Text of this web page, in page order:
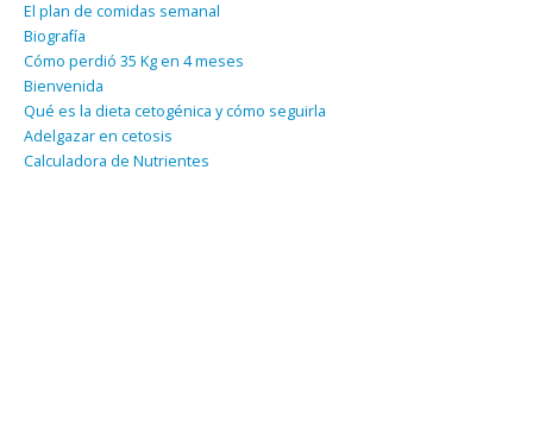
El plan de comidas semanal
Biografía
Cómo perdió 35 Kg en 4 meses
Bienvenida
Qué es la dieta cetogénica y cómo seguirla
Adelgazar en cetosis
Calculadora de Nutrientes